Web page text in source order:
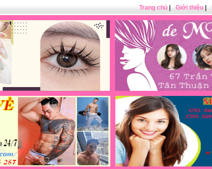
Trang chủ Giới thiệu